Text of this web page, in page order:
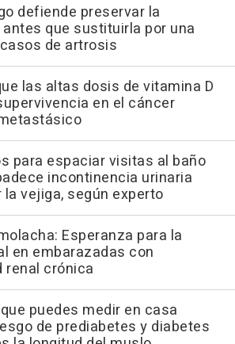
defiende preservar la
que sustituirla por una
de artrosis
las altas dosis de vitamina D
en el cáncer
para espaciar visitas al baño
incontinencia urinaria
vejiga, según experto
Esperanza para la
en embarazadas con
renal crónica
puedes medir en casa
de prediabetes y diabetes